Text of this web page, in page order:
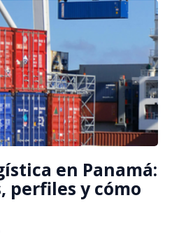
en Panamá:
perfiles y cómo